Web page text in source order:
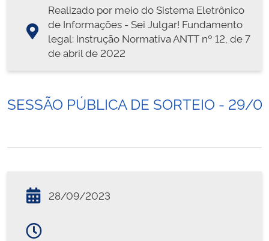
Realizado por meio do Sistema Eletrônico
de Informações - Sei Julgar! Fundamento
legal: Instrução Normativa ANTT nº 12, de 7
de abril de 2022
SESSÃO PÚBLICA DE SORTEIO - 29/
28/09/2023